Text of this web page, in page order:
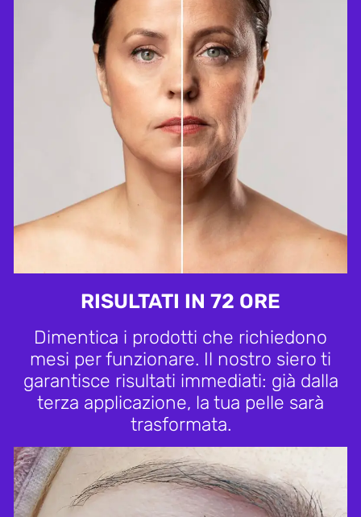
RISULTATI IN 72 ORE
Dimentica i prodotti che richiedono
mesi per funzionare. Il nostro siero ti
garantisce risultati immediati: già dalla
terza applicazione, la tua pelle sarà
trasformata.